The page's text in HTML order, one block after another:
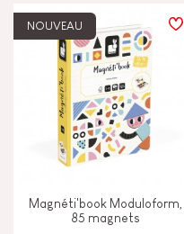
NOUVEAU
Magnéti'book Moduloform,
85 magnets